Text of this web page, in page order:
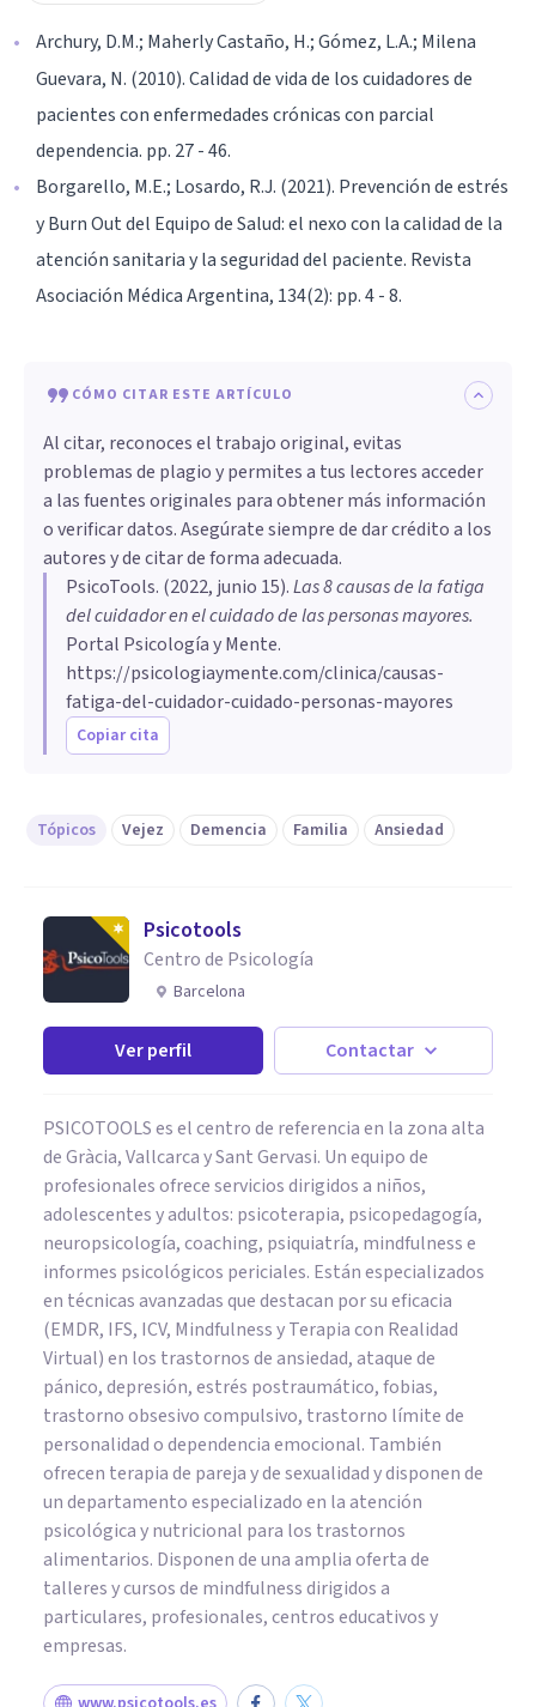
Archury, D.M.; Maherly Castaño, H.; Gómez, L.A.; Milena
Guevara, N. (2010). Calidad de vida de los cuidadores de
pacientes con enfermedades crónicas con parcial
dependencia. pp. 27 - 46.
Borgarello, M.E.; Losardo, R.J. (2021). Prevención de estrés
y Burn Out del Equipo de Salud: el nexo con la calidad de la
atención sanitaria y la seguridad del paciente. Revista
Asociación Médica Argentina, 134(2): pp. 4 - 8.
CÓMO CITAR ESTE ARTÍCULO
Al citar, reconoces el trabajo original, evitas
problemas de plagio y permites a tus lectores acceder
a las fuentes originales para obtener más información
o verificar datos. Asegúrate siempre de dar crédito a los
autores y de citar de forma adecuada.
PsicoTools. (2022, junio 15).Las 8 causas de la fatiga
del cuidador en el cuidado de las personas mayores.
Portal Psicología y Mente.
https://psicologiaymente.com/clinica/causas-
fatiga-del-cuidador-cuidado-personas-mayores
Copiar cita
Tópicos Vejez Demencia Familia Ansiedad
Psicotools
Centro de Psicología
Barcelona
Ver perfil Contactar
PSICOTOOLS es el centro de referencia en la zona alta
de Gràcia, Vallcarca y Sant Gervasi. Un equipo de
profesionales ofrece servicios dirigidos a niños,
adolescentes y adultos: psicoterapia, psicopedagogía,
neuropsicología, coaching, psiquiatría, mindfulness e
informes psicológicos periciales. Están especializados
en técnicas avanzadas que destacan por su eficacia
(EMDR, IFS, ICV, Mindfulness y Terapia con Realidad
Virtual) en los trastornos de ansiedad, ataque de
pánico, depresión, estrés postraumático, fobias,
trastorno obsesivo compulsivo, trastorno límite de
personalidad o dependencia emocional. También
ofrecen terapia de pareja y de sexualidad y disponen de
un departamento especializado en la atención
psicológica y nutricional para los trastornos
alimentarios. Disponen de una amplia oferta de
talleres y cursos de mindfulness dirigidos a
particulares, profesionales, centros educativos y
empresas.